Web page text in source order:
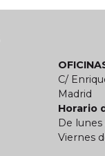
C/
Madrid
Horario
De lunes
Viernes